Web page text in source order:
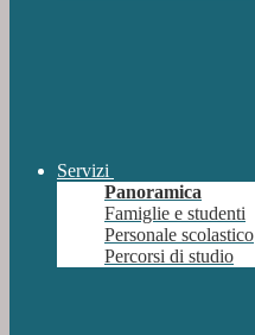
Servizi
Panoramica
Famiglie e studenti
Personale scolastico
Percorsi di studio